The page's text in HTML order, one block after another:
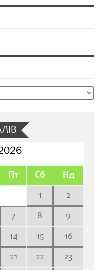
Пт Сб Нд
1
2
7 8
9
14 15
16
21 22
23